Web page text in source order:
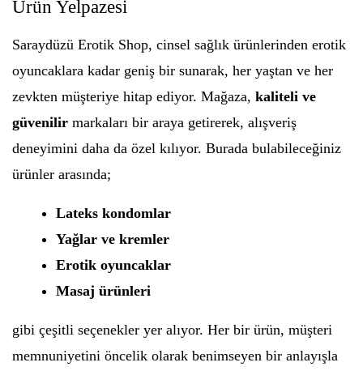
Ürün Yelpazesi
Saraydüzü Erotik Shop, cinsel sağlık ürünlerinden erotik
oyuncaklara kadar geniş bir sunarak, her yaştan ve her
zevkten müşteriye hitap ediyor. Mağaza, kaliteli ve
güvenilir markaları bir araya getirerek, alışveriş
deneyimini daha da özel kılıyor. Burada bulabileceğiniz
ürünler arasında;
Lateks kondomlar
Yağlar ve kremler
Erotik oyuncaklar
Masaj ürünleri
gibi çeşitli seçenekler yer alıyor. Her bir ürün, müşteri
memnuniyetini öncelik olarak benimseyen bir anlayışla